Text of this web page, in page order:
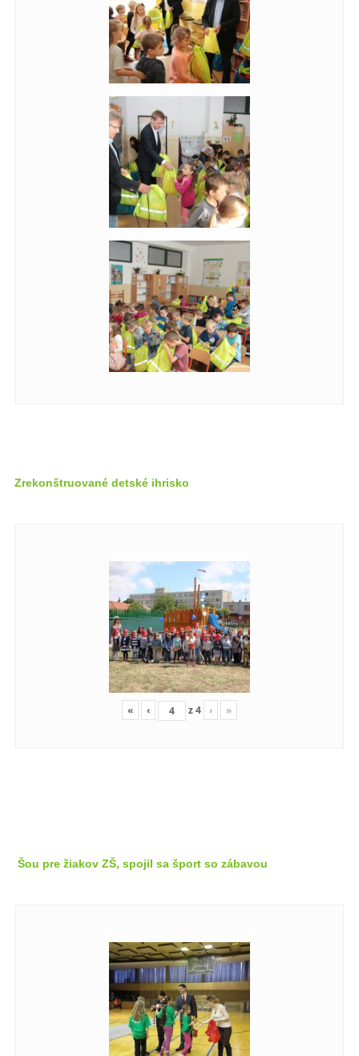
Zrekonštruované detské ihrisko
« ‹ z4 › »
Šou pre žiakov ZŠ, spojil sa šport so zábavou